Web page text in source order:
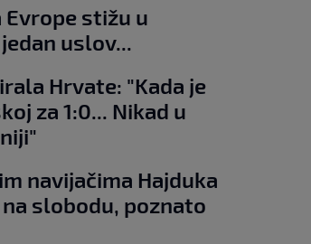
stižu u
uslov...
Hrvate: "Kada je
za 1:0... Nikad u
navijačima Hajduka
slobodu, poznato